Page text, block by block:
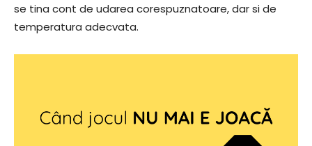
se tina cont de udarea corespuznatoare, dar si de
temperatura adecvata.